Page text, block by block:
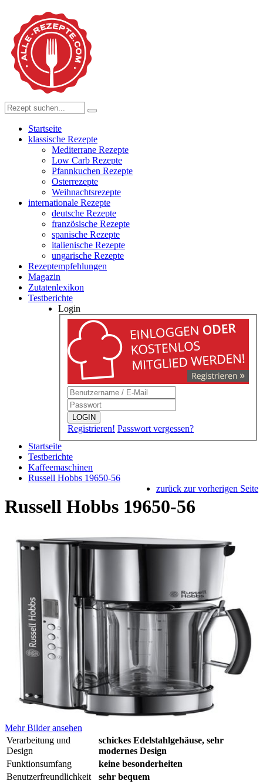
Startseite
klassische Rezepte
Mediterrane Rezepte
Low Carb Rezepte
Pfannkuchen Rezepte
Osterrezepte
Weihnachtsrezepte
internationale Rezepte
deutsche Rezepte
französische Rezepte
spanische Rezepte
italienische Rezepte
ungarische Rezepte
Rezeptempfehlungen
Magazin
Zutatenlexikon
Testberichte
Login
LOGIN
Registrieren! Passwort vergessen?
Startseite
Testberichte
Kaffeemaschinen
Russell Hobbs 19650-56
zurück zur vorherigen Seite
Russell Hobbs 19650-56
Mehr Bilder ansehen
Verarbeitung und
Design
schickes Edelstahlgehäuse, sehr
modernes Design
Funktionsumfang
keine besonderheiten
Benutzerfreundlichkeit
sehr bequem